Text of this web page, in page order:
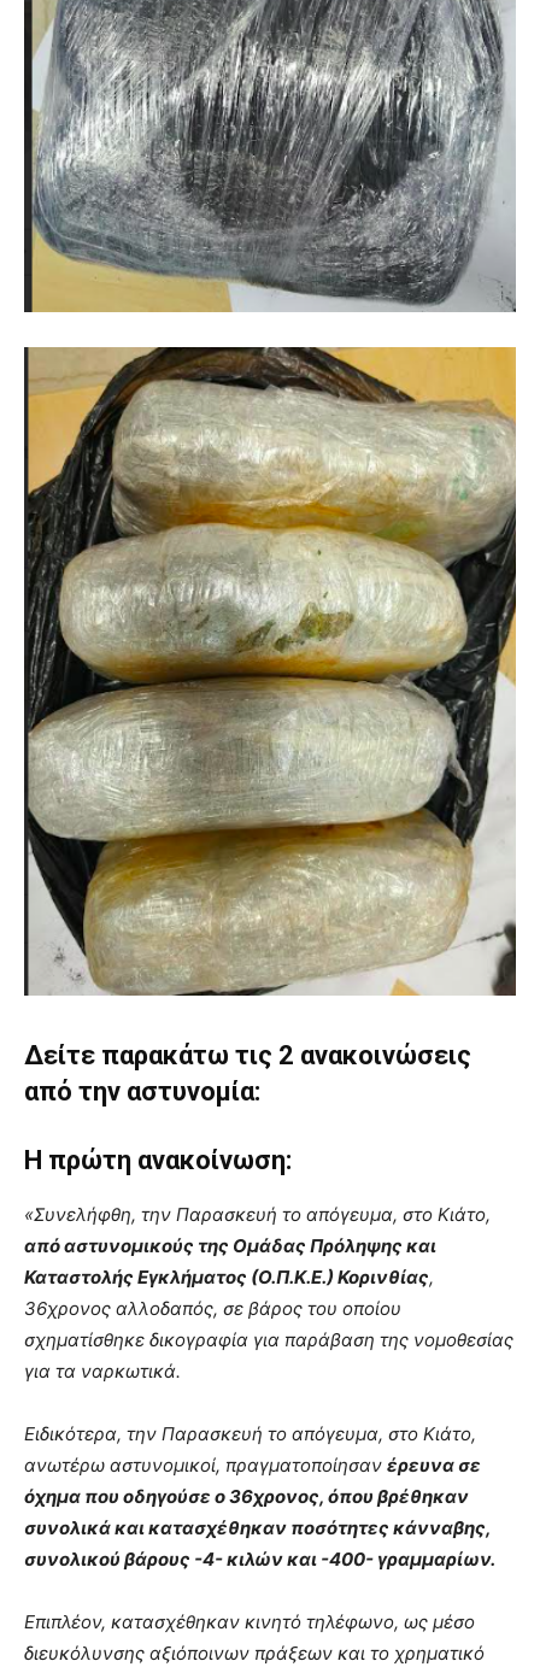
Δείτε παρακάτω τις 2 ανακοινώσεις
από την αστυνομία:
Η πρώτη ανακοίνωση:
«Συνελήφθη, την Παρασκευή το απόγευμα, στο Κιάτο,
από αστυνομικούς της Ομάδας Πρόληψης και
Καταστολής Εγκλήματος (Ο.Π.Κ.Ε.) Κορινθίας,
36χρονος αλλοδαπός, σε βάρος του οποίου
σχηματίσθηκε δικογραφία για παράβαση της νομοθεσίας
για τα ναρκωτικά.
Ειδικότερα, την Παρασκευή το απόγευμα, στο Κιάτο,
ανωτέρω αστυνομικοί, πραγματοποίησαν έρευνα σε
όχημα που οδηγούσε ο 36χρονος, όπου βρέθηκαν
συνολικά και κατασχέθηκαν ποσότητες κάνναβης,
συνολικού βάρους -4- κιλών και -400- γραμμαρίων.
Επιπλέον, κατασχέθηκαν κινητό τηλέφωνο, ως μέσο
διευκόλυνσης αξιόποινων πράξεων και το χρηματικό